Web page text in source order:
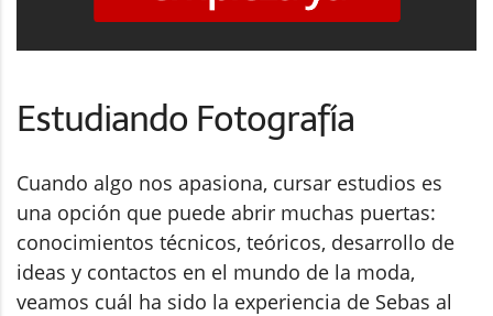
Estudiando Fotografía
Cuando algo nos apasiona, cursar estudios es
una opción que puede abrir muchas puertas:
conocimientos técnicos, teóricos, desarrollo de
ideas y contactos en el mundo de la moda,
veamos cuál ha sido la experiencia de Sebas al